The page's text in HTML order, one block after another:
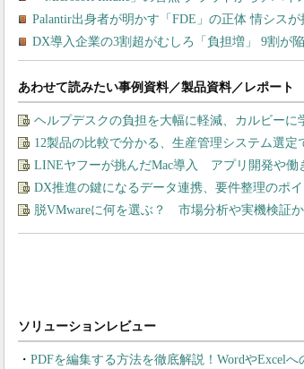
あわせて読みたい事例資料／製品資料／レポート
ヘルプデスクの負担を大幅に軽減、カルビーに
12製品の比較で分かる、生産管理システム選定
LINEヤフーが挑んだMac導入 アプリ開発や働
DX推進の鍵になるデータ連携、要件整理のポ
脱VMwareに何を選ぶ？ 市場分析や実機検証
PDFを編集する方法を徹底解説！WordやExcel